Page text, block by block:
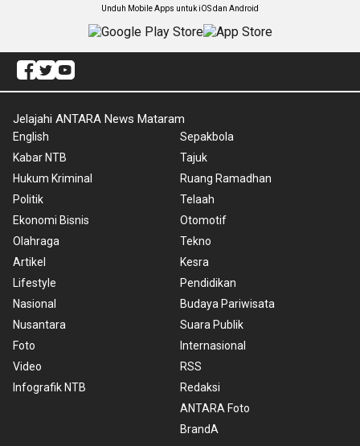
Unduh Mobile Apps untuk iOS dan Android
Jelajahi ANTARA News Mataram
English
Kabar NTB
Hukum Kriminal
Politik
Ekonomi Bisnis
Olahraga
Artikel
Lifestyle
Nasional
Nusantara
Foto
Video
Infografik NTB
Sepakbola
Tajuk
Ruang Ramadhan
Telaah
Otomotif
Tekno
Kesra
Pendidikan
Budaya Pariwisata
Suara Publik
Internasional
RSS
Redaksi
ANTARA Foto
BrandA